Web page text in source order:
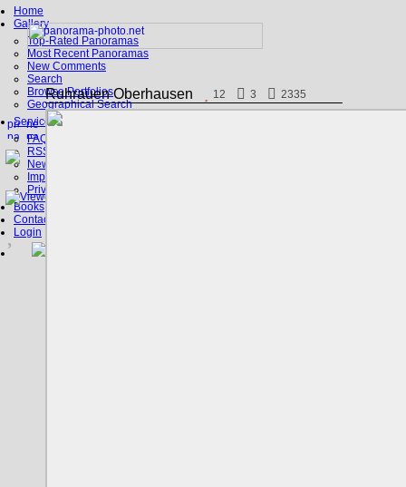
Home
Gallery
Top-Rated Panoramas
Most Recent Panoramas
New Comments
Search
Browse Portfolios
Geographical Search
Service
FAQ
RSS, Google Earth
News
Imprint
Privacy Policy
Books
Contact
Login
Ruhrauen Oberhausen 12 3 2335